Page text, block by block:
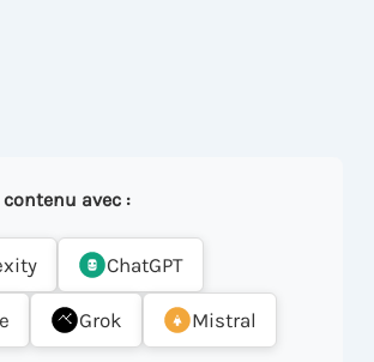
contenu avec :
ChatGPT
Grok Mistral